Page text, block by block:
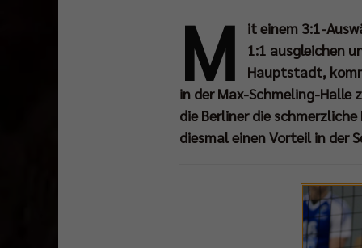
M
it einem 3:1-
1:1 ausgleichen
Hauptstadt,
in der Max-Schmeling-Halle
die Berliner die
diesmal einen Vorteil in der